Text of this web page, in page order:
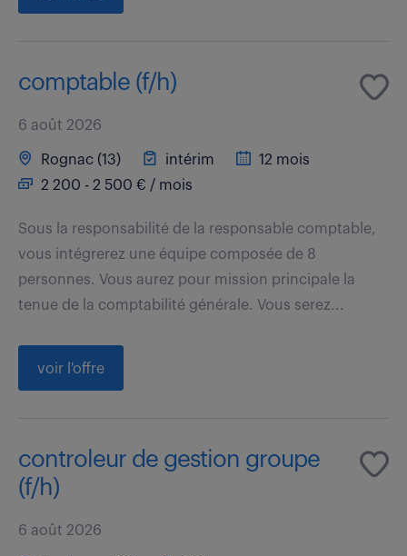
comptable (f/h)
6 août 2026
Rognac (13) intérim
12 mois
2 200 - 2 500 € / mois
Sous la responsabilité de la responsable comptable,
vous intégrerez une équipe composée de 8
personnes. Vous aurez pour mission principale la
tenue de la comptabilité générale. Vous serez...
voir l'offre
controleur de gestion groupe
(f/h)
6 août 2026